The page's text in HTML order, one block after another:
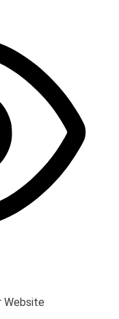
Website